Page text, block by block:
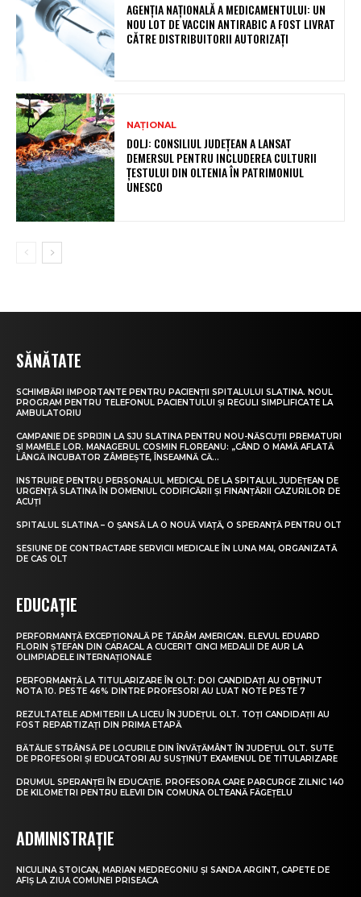
AGENȚIA NAȚIONALĂ A MEDICAMENTULUI: UN
NOU LOT DE VACCIN ANTIRABIC A FOST LIVRAT
CĂTRE DISTRIBUITORII AUTORIZAȚI
NAȚIONAL
DOLJ: CONSILIUL JUDEȚEAN A LANSAT
DEMERSUL PENTRU INCLUDEREA CULTURII
ȚESTULUI DIN OLTENIA ÎN PATRIMONIUL
UNESCO
SĂNĂTATE
SCHIMBĂRI IMPORTANTE PENTRU PACIENȚII SPITALULUI SLATINA. NOUL
PROGRAM PENTRU TELEFONUL PACIENTULUI ȘI REGULI SIMPLIFICATE LA
AMBULATORIU
CAMPANIE DE SPRIJIN LA SJU SLATINA PENTRU NOU-NĂSCUȚII PREMATURI
ȘI MAMELE LOR. MANAGERUL COSMIN FLOREANU: „CÂND O MAMĂ AFLATĂ
LÂNGĂ INCUBATOR ZÂMBEȘTE, ÎNSEAMNĂ CĂ...
INSTRUIRE PENTRU PERSONALUL MEDICAL DE LA SPITALUL JUDEȚEAN DE
URGENȚĂ SLATINA ÎN DOMENIUL CODIFICĂRII ȘI FINANȚĂRII CAZURILOR DE
ACUȚI
SPITALUL SLATINA – O ȘANSĂ LA O NOUĂ VIAȚĂ, O SPERANȚĂ PENTRU OLT
SESIUNE DE CONTRACTARE SERVICII MEDICALE ÎN LUNA MAI, ORGANIZATĂ
DE CAS OLT
EDUCAȚIE
PERFORMANȚĂ EXCEPȚIONALĂ PE TĂRÂM AMERICAN. ELEVUL EDUARD
FLORIN ȘTEFAN DIN CARACAL A CUCERIT CINCI MEDALII DE AUR LA
OLIMPIADELE INTERNAȚIONALE
PERFORMANȚĂ LA TITULARIZARE ÎN OLT: DOI CANDIDAȚI AU OBȚINUT
NOTA 10. PESTE 46% DINTRE PROFESORI AU LUAT NOTE PESTE 7
REZULTATELE ADMITERII LA LICEU ÎN JUDEȚUL OLT. TOȚI CANDIDAȚII AU
FOST REPARTIZAȚI DIN PRIMA ETAPĂ
BĂTĂLIE STRÂNSĂ PE LOCURILE DIN ÎNVĂȚĂMÂNT ÎN JUDEȚUL OLT. SUTE
DE PROFESORI ȘI EDUCATORI AU SUSȚINUT EXAMENUL DE TITULARIZARE
DRUMUL SPERANȚEI ÎN EDUCAȚIE. PROFESORA CARE PARCURGE ZILNIC 140
DE KILOMETRI PENTRU ELEVII DIN COMUNA OLTEANĂ FĂGEȚELU
ADMINISTRAȚIE
NICULINA STOICAN, MARIAN MEDREGONIU ȘI SANDA ARGINT, CAPETE DE
AFIȘ LA ZIUA COMUNEI PRISEACA